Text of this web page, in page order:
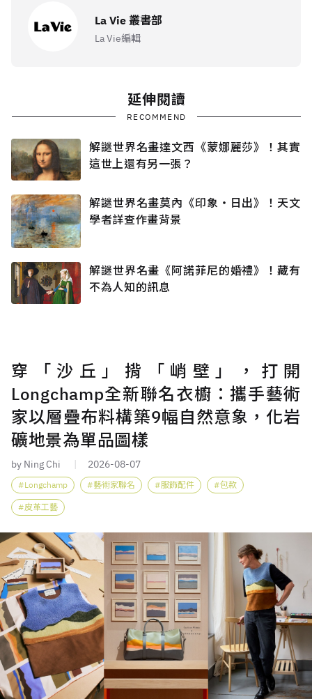
La Vie 叢書部
La Vie編輯
延伸閱讀
RECOMMEND
解謎世界名畫達文西《蒙娜麗莎》！其實
這世上還有另一張？
解謎世界名畫莫內《印象‧日出》！天文
學者詳查作畫背景
解謎世界名畫《阿諾菲尼的婚禮》！藏有
不為人知的訊息
穿「沙丘」揹「峭壁」，打開
Longchamp全新聯名衣櫥：攜手藝術
家以層疊布料構築9幅自然意象，化岩
礦地景為單品圖樣
by Ning Chi 2026-08-07
Longchamp 藝術家聯名 服飾配件 包款
皮革工藝